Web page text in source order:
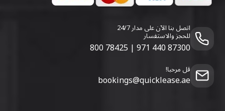
اتصل بنا الآن على مدار 24/7
للحجز والاستفسار
800 78425 | 971 440 87300
قل مرحبا!
bookings@quicklease.ae